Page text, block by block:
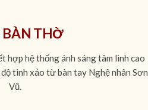
BÀN THỜ
hợp hệ thống ánh sáng tâm linh cao
tinh xảo từ bàn tay Nghệ nhân Sơn
Vũ.